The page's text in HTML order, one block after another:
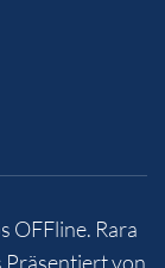
OFFline. Rara
Präsentiert von